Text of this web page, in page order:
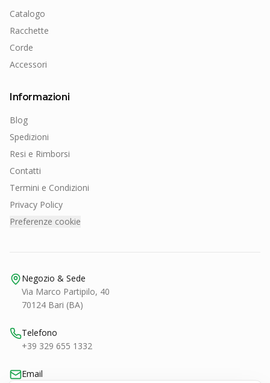
Catalogo
Racchette
Corde
Accessori
Informazioni
Blog
Spedizioni
Resi e Rimborsi
Contatti
Termini e Condizioni
Privacy Policy
Preferenze cookie
Negozio & Sede
Via Marco Partipilo, 40
70124 Bari (BA)
Telefono
+39 329 655 1332
Email